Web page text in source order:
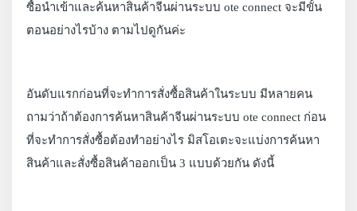
ซื้อนำเข้าและค้นหาสินค้าจีนผ่านระบบ ote connect จะมีขั้น
ตอนอย่างไรบ้าง ตามไปดูกันค่ะ
อันดับแรกก่อนที่จะทำการสั่งซื้อสินค้าในระบบ มีหลายคน
ถามว่าถ้าต้องการค้นหาสินค้าจีนผ่านระบบ ote connect ก่อน
ที่จะทำการสั่งซื้อต้องทำอย่างไร มิสโอเตะจะแบ่งการค้นหา
สินค้าและสั่งซื้อสินค้าออกเป็น 3 แบบด้วยกัน ดังนี้